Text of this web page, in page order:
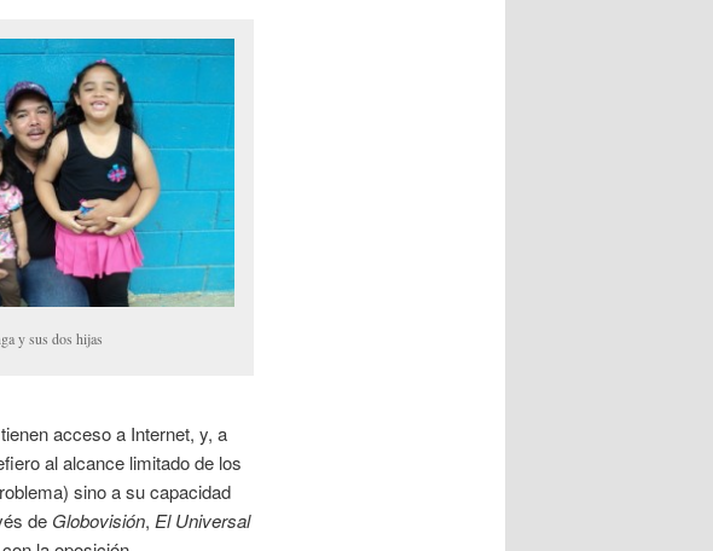
y sus dos hijas
acceso a Internet, y, a
al alcance limitado de los
sino a su capacidad
de Globovisión, El Universal